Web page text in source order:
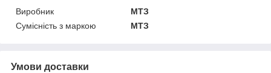
Виробник
МТЗ
Сумісність з маркою
МТЗ
Умови доставки